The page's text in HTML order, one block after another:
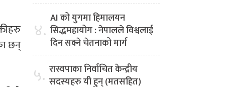
छन्
४. AI को युगमा हिमालयन
सिद्धमहायोग : नेपालले विश्वलाई
दिन सक्ने चेतनाको मार्ग
५. रास्वपाका निर्वाचित केन्द्रीय
सदस्यहरु यी हुन् (मतसहित)